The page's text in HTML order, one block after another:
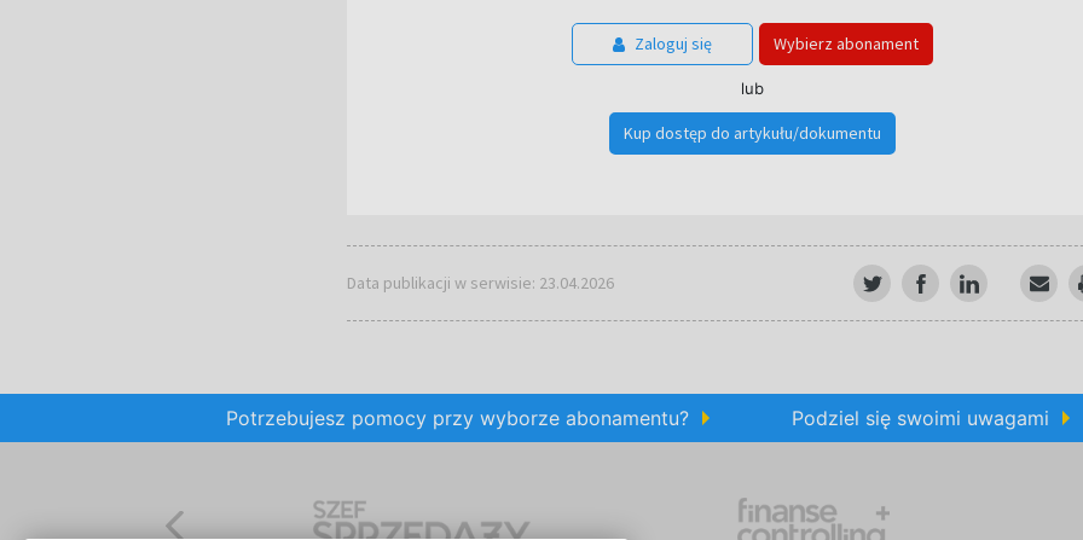
Zaloguj się Wybierz abonament
lub
Kup dostęp do artykułu/dokumentu
Data publikacji w serwisie: 23.04.2026
Potrzebujesz pomocy przy wyborze abonamentu? Podziel się swoimi uwagami